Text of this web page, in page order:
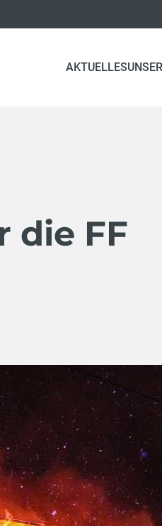
AKTUELLES
die FF